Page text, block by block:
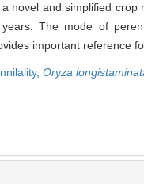
novel and simplified
The mode of
important reference
Oryza